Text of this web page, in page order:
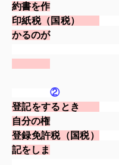
約書を作
印紙税（国税）
かるのが
②
登記をするとき
自分の権
登録免許税（国税）
記をしま